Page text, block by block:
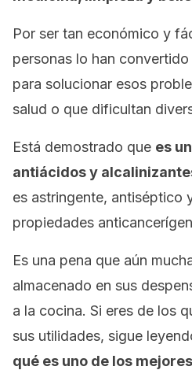
Por ser tan económico y
personas lo han
para solucionar esos
salud o que dificultan
Está demostrado que es
antiácidos y
es astringente, antiséptico
propiedades
Es una pena que aún
almacenado en sus
a la cocina. Si eres de los
sus utilidades, sigue
qué es uno de los